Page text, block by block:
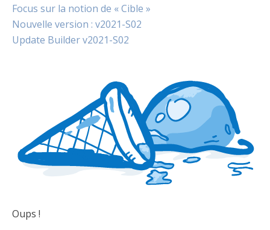
Focus sur la notion de « Cible »
Nouvelle version : v2021-S02
Update Builder v2021-S02
Oups !